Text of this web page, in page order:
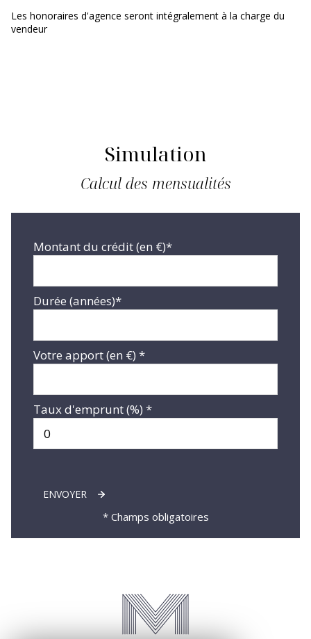
Les honoraires d'agence seront intégralement à la charge du
vendeur
Simulation
Calcul des mensualités
Montant du crédit (en €)*
Durée (années)*
Votre apport (en €) *
Taux d'emprunt (%) *
ENVOYER
* Champs obligatoires